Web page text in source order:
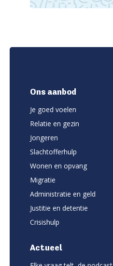
Ons aanbod
Je goed voelen
Relatie en gezin
Jongeren
Slachtofferhulp
Wonen en opvang
Migratie
Administratie en geld
Justitie en detentie
Crisishulp
Actueel